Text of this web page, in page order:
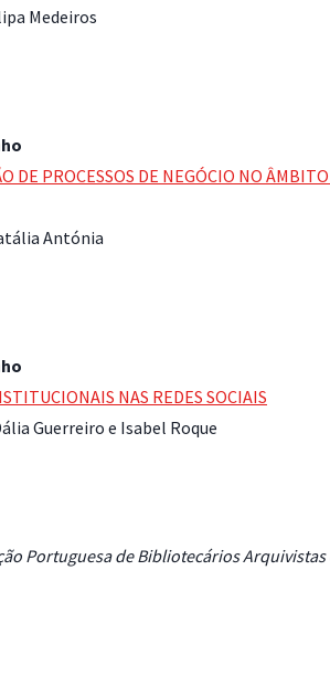
Medeiros
DE PROCESSOS DE NEGÓCIO NO
Antónia
NAS REDES SOCIAIS
Guerreiro e Isabel Roque
Portuguesa de Bibliotecários